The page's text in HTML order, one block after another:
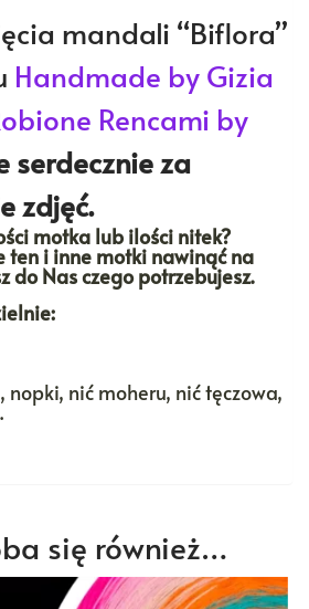
mandali “Biflora”
Handmade by Gizia
Rencami by
serdecznie za
zdjęć.
motka lub ilości nitek?
ten i inne motki nawinąć na
do Nas czego potrzebujesz.
nić moheru, nić tęczowa,
się również…